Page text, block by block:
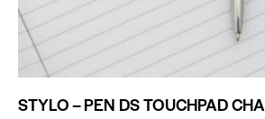
STYLO – PEN DS TOUCHPAD